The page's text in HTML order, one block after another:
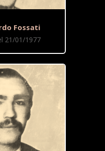
Fossati
21/01/1977